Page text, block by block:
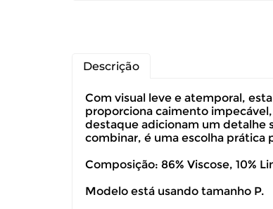
Descrição
Com visual leve e atemporal,
proporciona caimento
destaque adicionam um detalhe
combinar, é uma escolha prática
Composição: 86% Viscose, 10%
Modelo está usando tamanho P.